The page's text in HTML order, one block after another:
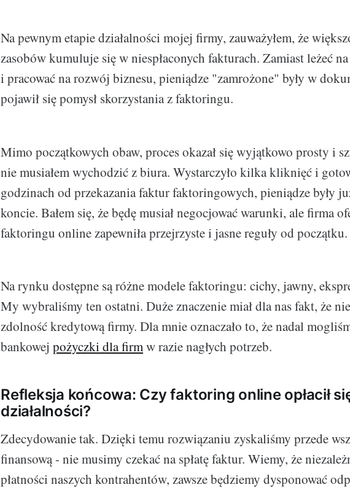
Na pewnym etapie działalności mojej firmy, zauważyłem, że
zasobów kumuluje się w niespłaconych fakturach. Zamiast leżeć
i pracować na rozwój biznesu, pieniądze "zamrożone" były w
pojawił się pomysł skorzystania z faktoringu.
Mimo początkowych obaw, proces okazał się wyjątkowo prosty i
nie musiałem wychodzić z biura. Wystarczyło kilka kliknięć i
godzinach od przekazania faktur faktoringowych, pieniądze były
koncie. Bałem się, że będę musiał negocjować warunki, ale firma
faktoringu online zapewniła przejrzyste i jasne reguły od początku.
Na rynku dostępne są różne modele faktoringu: cichy, jawny,
My wybraliśmy ten ostatni. Duże znaczenie miał dla nas fakt, że
zdolność kredytową firmy. Dla mnie oznaczało to, że nadal
bankowej pożyczki dla firmw razie nagłych potrzeb.
Refleksja końcowa: Czy faktoring online opłacił
działalności?
Zdecydowanie tak. Dzięki temu rozwiązaniu zyskaliśmy przede
finansową - nie musimy czekać na spłatę faktur. Wiemy, że
płatności naszych kontrahentów, zawsze będziemy dysponować